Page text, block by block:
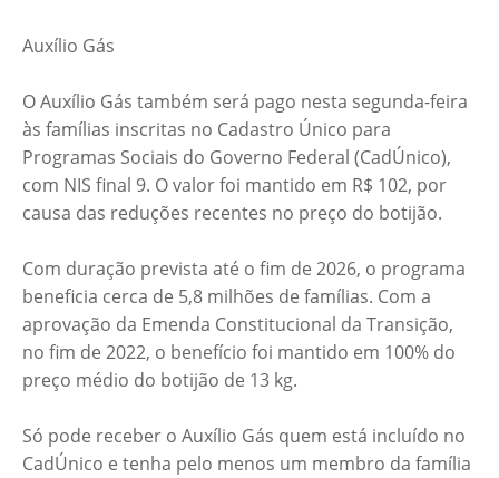
Auxílio Gás
O Auxílio Gás também será pago nesta segunda-feira
às famílias inscritas no Cadastro Único para
Programas Sociais do Governo Federal (CadÚnico),
com NIS final 9. O valor foi mantido em R$ 102, por
causa das reduções recentes no preço do botijão.
Com duração prevista até o fim de 2026, o programa
beneficia cerca de 5,8 milhões de famílias. Com a
aprovação da Emenda Constitucional da Transição,
no fim de 2022, o benefício foi mantido em 100% do
preço médio do botijão de 13 kg.
Só pode receber o Auxílio Gás quem está incluído no
CadÚnico e tenha pelo menos um membro da família